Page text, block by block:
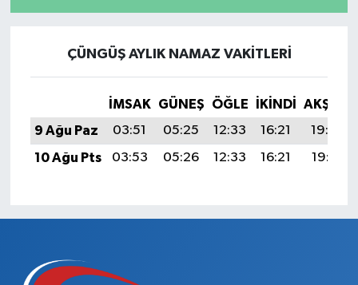
ÇÜNGÜŞ AYLIK NAMAZ VAKITLERI
İMSAK GÜNEŞ ÖĞLE İKINDI
AKŞAM
9 Ağu Paz
03:51 05:25 12:33 16:21
19:32
10 Ağu Pts
03:53 05:26 12:33 16:21 19:31